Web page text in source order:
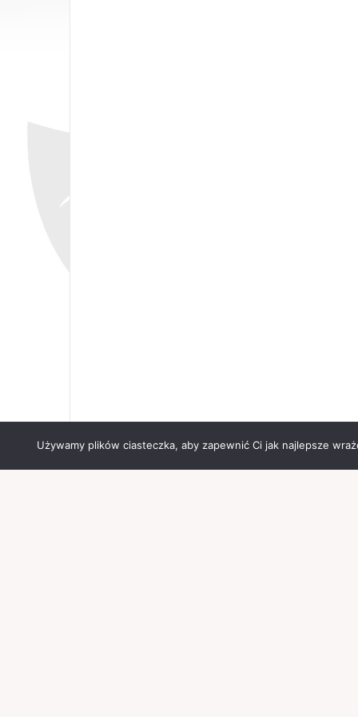
Używamy plików ciasteczka, aby zapewnić Ci jak najlepsze